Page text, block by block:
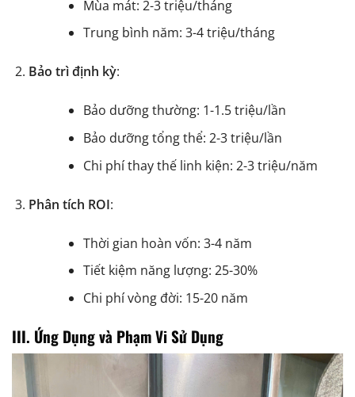
Mùa mát: 2-3 triệu/tháng
Trung bình năm: 3-4 triệu/tháng
Bảo trì định kỳ:
Bảo dưỡng thường: 1-1.5 triệu/lần
Bảo dưỡng tổng thể: 2-3 triệu/lần
Chi phí thay thế linh kiện: 2-3 triệu/năm
Phân tích ROI:
Thời gian hoàn vốn: 3-4 năm
Tiết kiệm năng lượng: 25-30%
Chi phí vòng đời: 15-20 năm
III. Ứng Dụng và Phạm Vi Sử Dụng